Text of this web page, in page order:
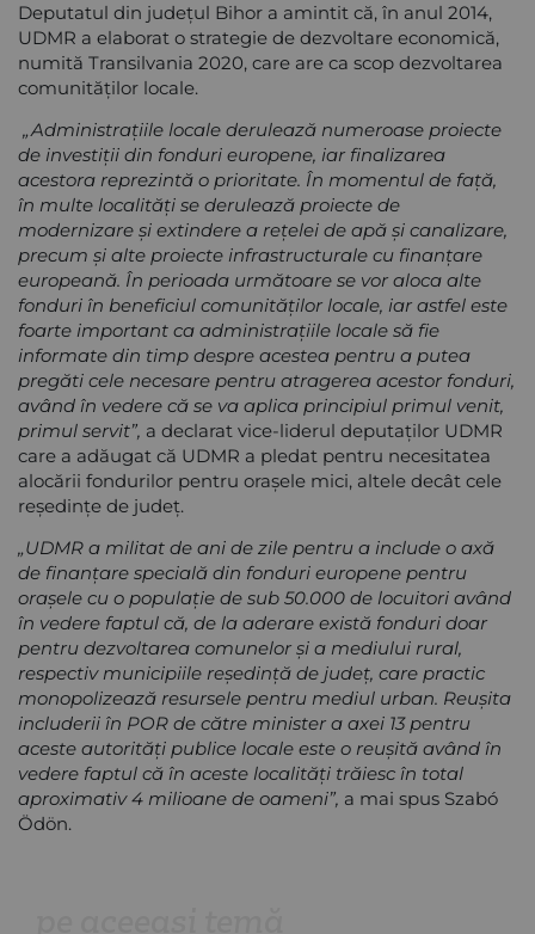
Deputatul din județul Bihor a amintit că, în anul 2014,
UDMR a elaborat o strategie de dezvoltare economică,
numită Transilvania 2020, care are ca scop dezvoltarea
comunităților locale.
„Administrațiile locale derulează numeroase proiecte
de investiții din fonduri europene, iar finalizarea
acestora reprezintă o prioritate. În momentul de față,
în multe localități se derulează proiecte de
modernizare și extindere a rețelei de apă și canalizare,
precum și alte proiecte infrastructurale cu finanțare
europeană. În perioada următoare se vor aloca alte
fonduri în beneficiul comunităților locale, iar astfel este
foarte important ca administrațiile locale să fie
informate din timp despre acestea pentru a putea
pregăti cele necesare pentru atragerea acestor fonduri,
având în vedere că se va aplica principiul primul venit,
primul servit”, a declarat vice-liderul deputaților UDMR
care a adăugat că UDMR a pledat pentru necesitatea
alocării fondurilor pentru orașele mici, altele decât cele
reședințe de județ.
„UDMR a militat de ani de zile pentru a include o axă
de finanțare specială din fonduri europene pentru
orașele cu o populație de sub 50.000 de locuitori având
în vedere faptul că, de la aderare există fonduri doar
pentru dezvoltarea comunelor și a mediului rural,
respectiv municipiile reședință de județ, care practic
monopolizează resursele pentru mediul urban. Reușita
includerii în POR de către minister a axei 13 pentru
aceste autorități publice locale este o reușită având în
vedere faptul că în aceste localități trăiesc în total
aproximativ 4 milioane de oameni”, a mai spus Szabó
Ödön.